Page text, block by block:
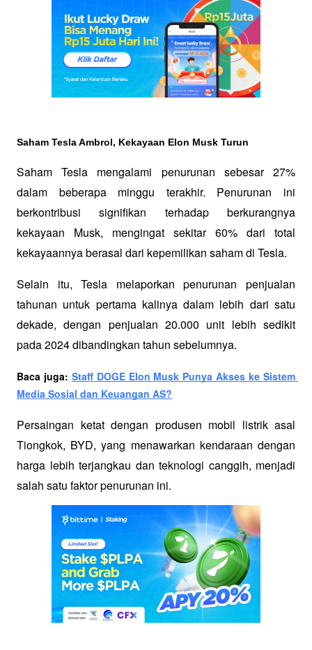
Saham Tesla Ambrol, Kekayaan Elon Musk Turun
Saham Tesla mengalami penurunan sebesar 27%
dalam beberapa minggu terakhir. Penurunan ini
berkontribusi signifikan terhadap berkurangnya
kekayaan Musk, mengingat sekitar 60% dari total
kekayaannya berasal dari kepemilikan saham di Tesla.
Selain itu, Tesla melaporkan penurunan penjualan
tahunan untuk pertama kalinya dalam lebih dari satu
dekade, dengan penjualan 20.000 unit lebih sedikit
pada 2024 dibandingkan tahun sebelumnya.
Baca juga: Staff DOGE Elon Musk Punya Akses ke Sistem
Media Sosial dan Keuangan AS?
Persaingan ketat dengan produsen mobil listrik asal
Tiongkok, BYD, yang menawarkan kendaraan dengan
harga lebih terjangkau dan teknologi canggih, menjadi
salah satu faktor penurunan ini.